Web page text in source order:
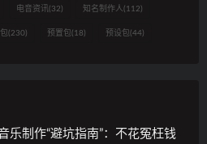
电音资讯(32) 知名制作人(112)
(230) 预置包(18) 预设包(44)
乐制作“避坑指南”：不花冤枉钱